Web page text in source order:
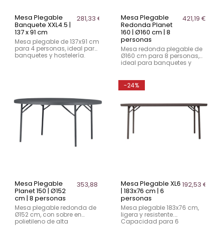
Mesa Plegable
Banquete XXL4.5 |
137 x 91 cm
281,33 €
Mesa plegable de 137x91 cm
para 4 personas, ideal para
banquetes y hostelería.
Mesa Plegable
Redonda Planet
160 | Ø160 cm | 8
personas
421,19 €
Mesa redonda plegable de
Ø160 cm para 8 personas,
ideal para banquetes y
densidad y acero pintado.
Mesa Plegable
Planet 150 | Ø152
cm | 8 personas
353,88 €
Mesa plegable redonda de
Ø152 cm, con sobre en
polietileno de alta
-24%
Mesa Plegable XL6
| 183x76 cm | 6
personas
192,53 €
Mesa plegable 183x76 cm,
ligera y resistente.
Capacidad para 6